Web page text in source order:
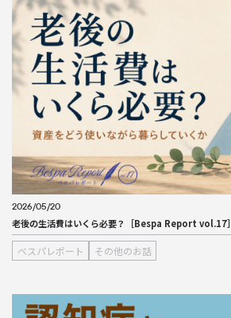
2026/05/20
老後の生活費はいくら必要？［Bespa Report vol.17］
ベスパレポート その他のお話